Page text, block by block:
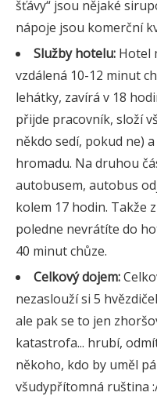
šťávy“ jsou nějaké
nápoje jsou komerční
Služby hotelu: Hotel
vzdálená 10-12 minut
lehátky, zavírá v 18
přijde pracovník, složí
někdo sedí, pokud ne)
hromadu. Na druhou
autobusem, autobus
kolem 17 hodin. Takže
poledne nevrátíte do
40 minut chůze.
Celkový dojem:
nezaslouží si 5
ale pak se to jen
katastrofa... hrubí,
někoho, kdo by uměl
všudypřítomná ruština